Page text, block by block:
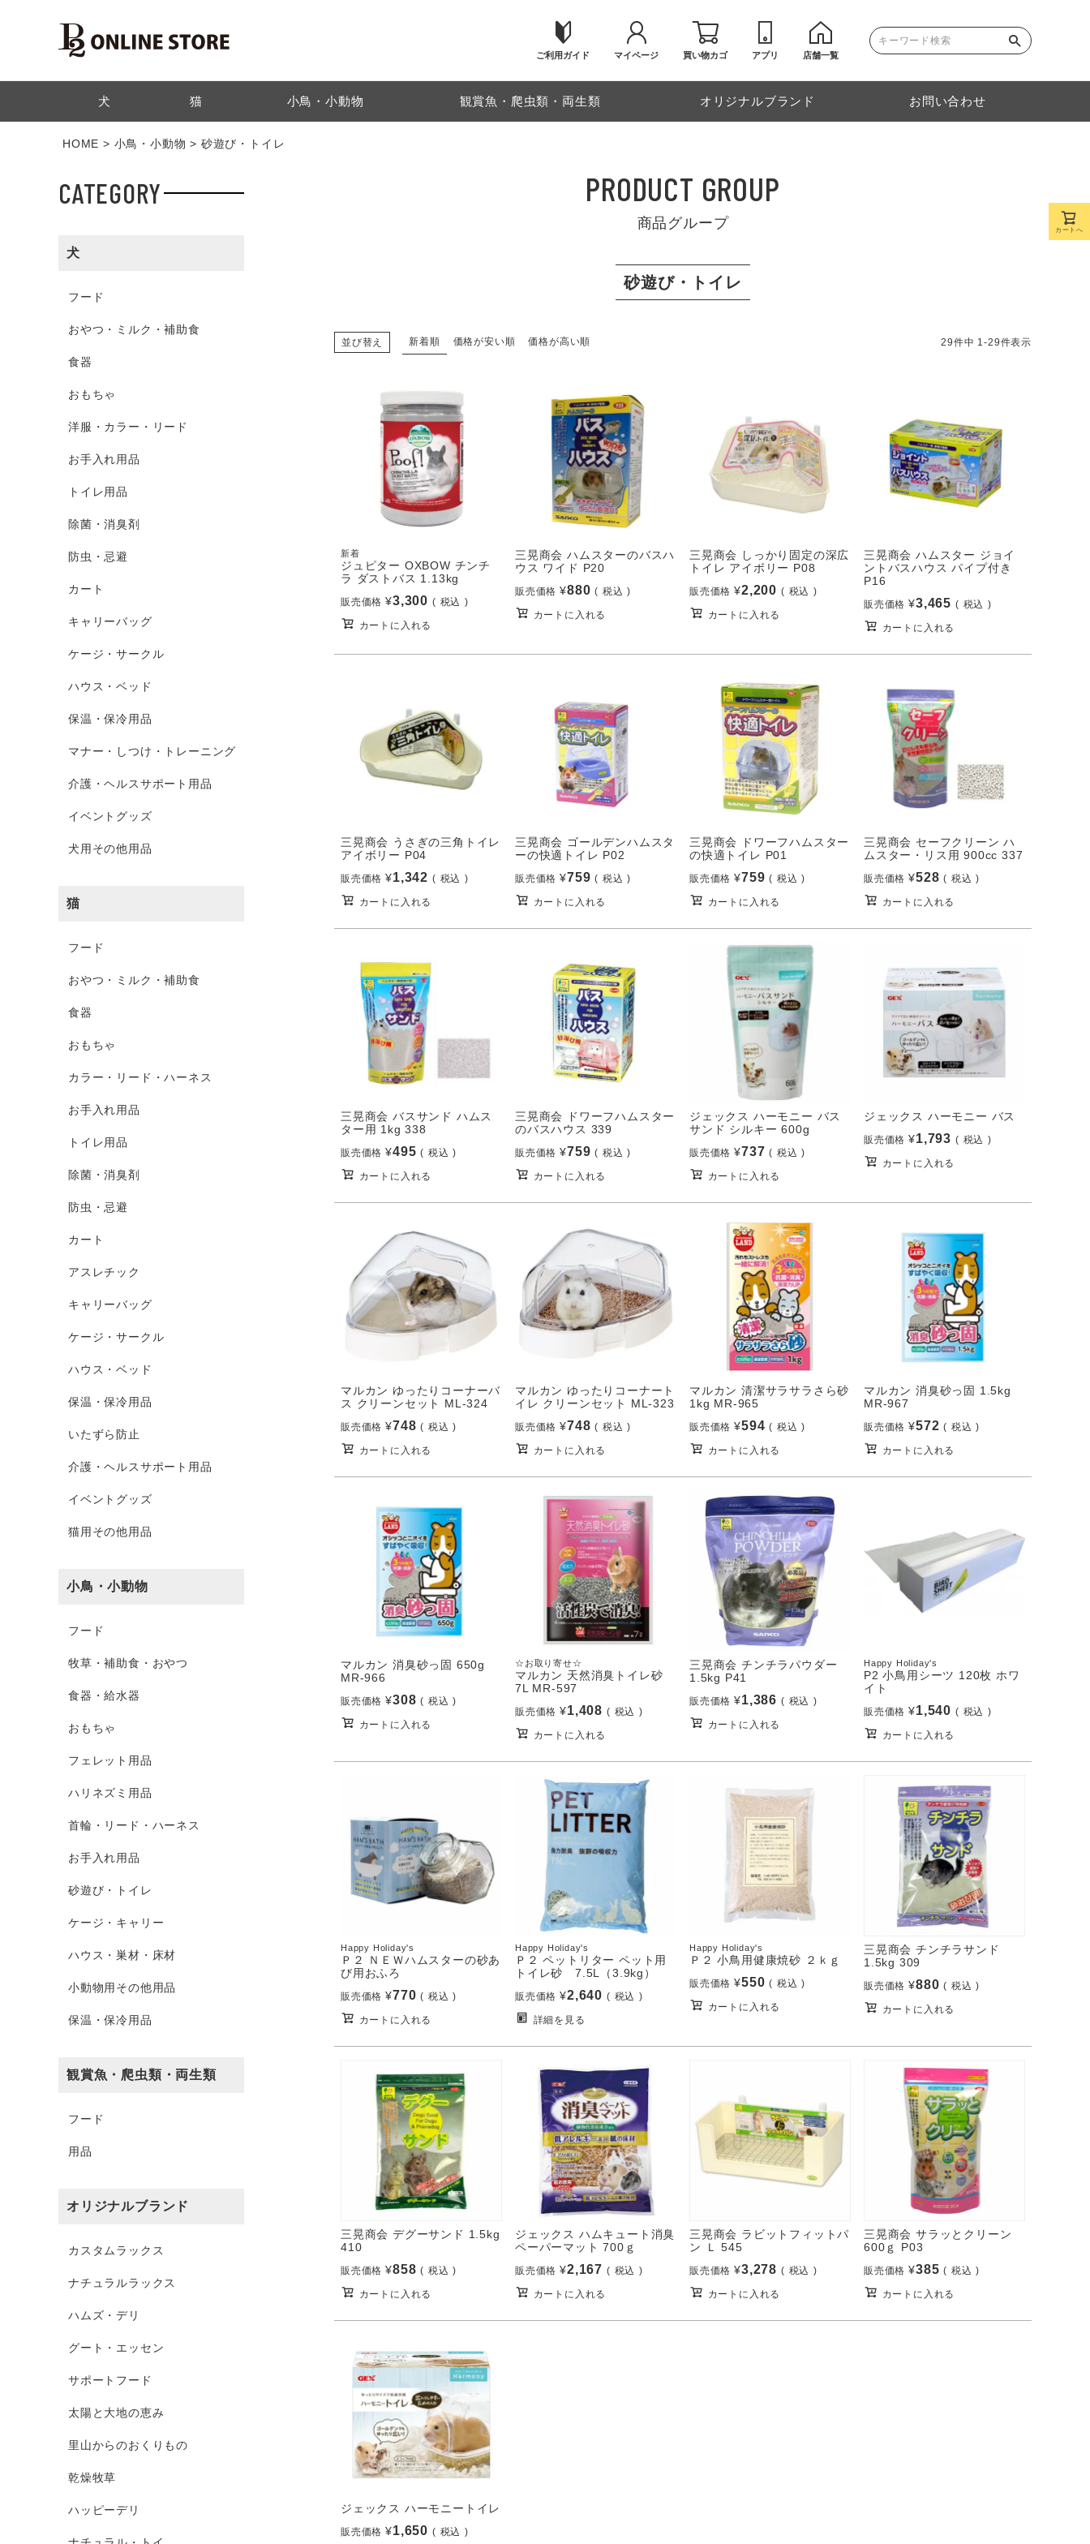
ご利用ガイド マイページ 買い物カゴ アプリ 店舗一覧
検索
犬 猫 小鳥・小動物 観賞魚・爬虫類・両生類 オリジナルブランド お問い合わせ
HOME 小鳥・小動物 砂遊び・トイレ
CATEGORY
犬
フード
おやつ・ミルク・補助食
食器
おもちゃ
洋服・カラー・リード
お手入れ用品
トイレ用品
除菌・消臭剤
防虫・忌避
カート
キャリーバッグ
ケージ・サークル
ハウス・ベッド
保温・保冷用品
マナー・しつけ・トレーニング
介護・ヘルスサポート用品
イベントグッズ
犬用その他用品
猫
フード
おやつ・ミルク・補助食
食器
おもちゃ
カラー・リード・ハーネス
お手入れ用品
トイレ用品
除菌・消臭剤
防虫・忌避
カート
アスレチック
キャリーバッグ
ケージ・サークル
ハウス・ベッド
保温・保冷用品
いたずら防止
介護・ヘルスサポート用品
イベントグッズ
猫用その他用品
小鳥・小動物
フード
牧草・補助食・おやつ
食器・給水器
おもちゃ
フェレット用品
ハリネズミ用品
首輪・リード・ハーネス
お手入れ用品
砂遊び・トイレ
ケージ・キャリー
ハウス・巣材・床材
小動物用その他用品
保温・保冷用品
観賞魚・爬虫類・両生類
フード
用品
オリジナルブランド
カスタムラックス
ナチュラルラックス
ハムズ・デリ
グート・エッセン
サポートフード
太陽と大地の恵み
里山からのおくりもの
乾燥牧草
ハッピーデリ
PRODUCT GROUP
商品グループ
砂遊び・トイレ
並び替え 新着順 価格が安い順 価格が高い順 29件中 1-29件表示
新着
ジュピター OXBOW チンチ
ラ ダストバス 1.13kg
販売価格 ¥3,300 税込
カートに入れる
三晃商会 ハムスターのバスハ
ウス ワイド P20
販売価格 ¥880 税込
カートに入れる
三晃商会 しっかり固定の深広
トイレ アイボリー P08
販売価格 ¥2,200 税込
カートに入れる
三晃商会 ハムスター ジョイ
ントバスハウス パイプ付き
P16
販売価格 ¥3,465 税込
カートに入れる
三晃商会 うさぎの三角トイレ
アイボリー P04
販売価格 ¥1,342 税込
カートに入れる
三晃商会 ゴールデンハムスタ
ーの快適トイレ P02
販売価格 ¥759 税込
カートに入れる
三晃商会 ドワーフハムスター
の快適トイレ P01
販売価格 ¥759 税込
カートに入れる
三晃商会 セーフクリーン ハ
ムスター・リス用 900cc 337
販売価格 ¥528 税込
カートに入れる
三晃商会 バスサンド ハムス
ター用 1kg 338
販売価格 ¥495 税込
カートに入れる
三晃商会 ドワーフハムスター
のバスハウス 339
販売価格 ¥759 税込
カートに入れる
ジェックス ハーモニー バス
サンド シルキー 600g
販売価格 ¥737 税込
カートに入れる
ジェックス ハーモニー バス
販売価格 ¥1,793 税込
カートに入れる
マルカン ゆったりコーナーバ
ス クリーンセット ML-324
販売価格 ¥748 税込
カートに入れる
マルカン ゆったりコーナート
イレ クリーンセット ML-323
販売価格 ¥748 税込
カートに入れる
マルカン 清潔サラサラさら砂
1kg MR-965
販売価格 ¥594 税込
カートに入れる
マルカン 消臭砂っ固 1.5kg
MR-967
販売価格 ¥572 税込
カートに入れる
マルカン 消臭砂っ固 650g
MR-966
販売価格 ¥308 税込
カートに入れる
☆お取り寄せ☆
マルカン 天然消臭トイレ砂
7L MR-597
販売価格 ¥1,408 税込
カートに入れる
三晃商会 チンチラパウダー
1.5kg P41
販売価格 ¥1,386 税込
カートに入れる
Happy Holiday's
P2 小鳥用シーツ 120枚 ホワ
イト
販売価格 ¥1,540 税込
カートに入れる
Happy Holiday's
Ｐ２ ＮＥＷハムスターの砂あ
び用おふろ
販売価格 ¥770 税込
カートに入れる
Happy Holiday's
Ｐ２ ペットリター ペット用
トイレ砂 7.5L（3.9kg）
販売価格 ¥2,640 税込
詳細を見る
Happy Holiday's
Ｐ２ 小鳥用健康焼砂 ２ｋｇ
販売価格 ¥550 税込
カートに入れる
三晃商会 チンチラサンド
1.5kg 309
販売価格 ¥880 税込
カートに入れる
三晃商会 デグーサンド 1.5kg
410
販売価格 ¥858 税込
カートに入れる
ジェックス ハムキュート消臭
ペーパーマット 700ｇ
販売価格 ¥2,167 税込
カートに入れる
三晃商会 ラビットフィットパ
ン Ｌ 545
販売価格 ¥3,278 税込
カートに入れる
三晃商会 サラッとクリーン
600ｇ P03
販売価格 ¥385 税込
カートに入れる
ジェックス ハーモニートイレ
販売価格 ¥1,650 税込
カートへ